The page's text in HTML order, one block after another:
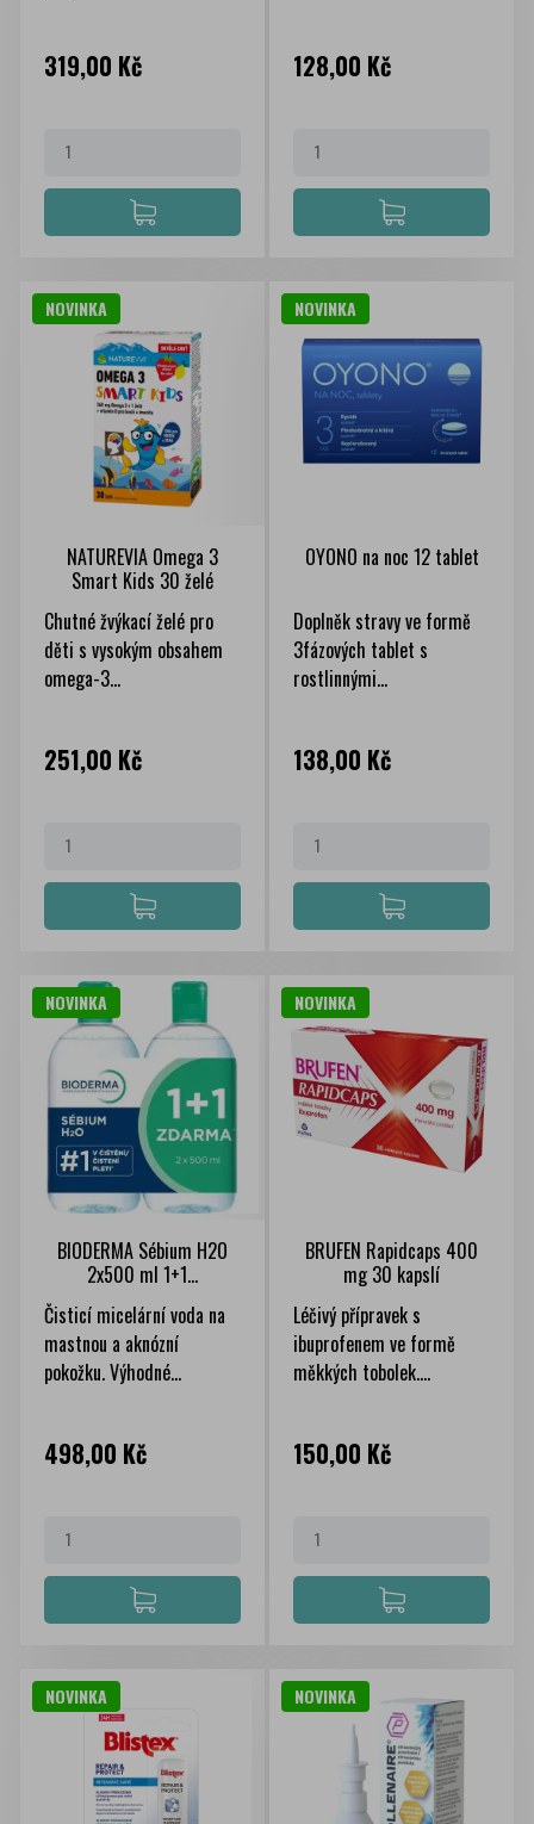
Cena
319,00 Kč Cena
128,00 Kč
NATUREVIA Omega 3
Smart Kids 30 želé
Chutné žvýkací želé pro
děti s vysokým obsahem
omega-3...
Cena
251,00 Kč
NOVINKA
OYONO na noc 12 tablet
Doplněk stravy ve formě
3fázových tablet s
rostlinnými...
Cena
138,00 Kč
NOVINKA
BIODERMA Sébium H2O
2x500 ml 1+1...
Čisticí micelární voda na
mastnou a aknózní
pokožku. Výhodné...
Cena
498,00 Kč
NOVINKA
BRUFEN Rapidcaps 400
mg 30 kapslí
Léčivý přípravek s
ibuprofenem ve formě
měkkých tobolek....
Cena
150,00 Kč
NOVINKA
NOVINKA NOVINKA